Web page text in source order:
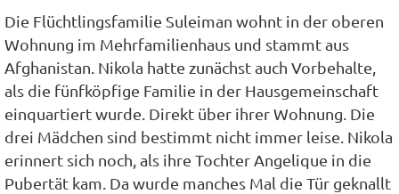
Die Flüchtlingsfamilie Suleiman wohnt in der oberen
Wohnung im Mehrfamilienhaus und stammt aus
Afghanistan. Nikola hatte zunächst auch Vorbehalte,
als die fünfköpfige Familie in der Hausgemeinschaft
einquartiert wurde. Direkt über ihrer Wohnung. Die
drei Mädchen sind bestimmt nicht immer leise. Nikola
erinnert sich noch, als ihre Tochter Angelique in die
Pubertät kam. Da wurde manches Mal die Tür geknallt